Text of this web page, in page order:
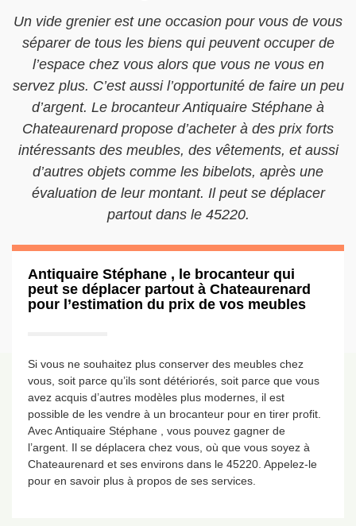
Un vide grenier est une occasion pour vous de vous
séparer de tous les biens qui peuvent occuper de
l’espace chez vous alors que vous ne vous en
servez plus. C’est aussi l’opportunité de faire un peu
d’argent. Le brocanteur Antiquaire Stéphane à
Chateaurenard propose d’acheter à des prix forts
intéressants des meubles, des vêtements, et aussi
d’autres objets comme les bibelots, après une
évaluation de leur montant. Il peut se déplacer
partout dans le 45220.
Antiquaire Stéphane , le brocanteur qui
peut se déplacer partout à Chateaurenard
pour l’estimation du prix de vos meubles
Si vous ne souhaitez plus conserver des meubles chez
vous, soit parce qu’ils sont détériorés, soit parce que vous
avez acquis d’autres modèles plus modernes, il est
possible de les vendre à un brocanteur pour en tirer profit.
Avec Antiquaire Stéphane , vous pouvez gagner de
l’argent. Il se déplacera chez vous, où que vous soyez à
Chateaurenard et ses environs dans le 45220. Appelez-le
pour en savoir plus à propos de ses services.